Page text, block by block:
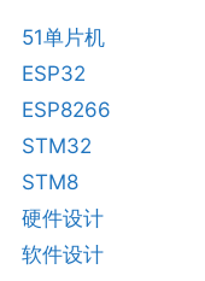
51单片机
ESP32
ESP8266
STM32
STM8
硬件设计
软件设计